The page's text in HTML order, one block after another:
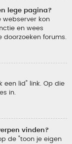
lege pagina?
kon
en wees
doorzoeken forums.
een lid" link. Op die
in.
vinden?
de "toon je eigen